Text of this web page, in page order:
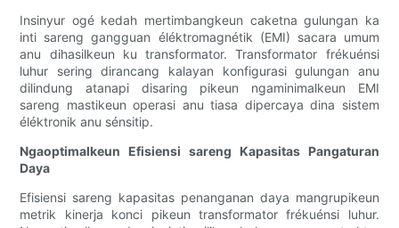
Insinyur ogé kedah mertimbangkeun caketna gulungan ka
inti sareng gangguan éléktromagnétik (EMI) sacara umum
anu dihasilkeun ku transformator. Transformator frékuénsi
luhur sering dirancang kalayan konfigurasi gulungan anu
dilindung atanapi disaring pikeun ngaminimalkeun EMI
sareng mastikeun operasi anu tiasa dipercaya dina sistem
éléktronik anu sénsitip.
Ngaoptimalkeun Efisiensi sareng Kapasitas Pangaturan
Daya
Efisiensi sareng kapasitas penanganan daya mangrupikeun
metrik kinerja konci pikeun transformator frékuénsi luhur.